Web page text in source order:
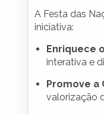
A Festa das
iniciativa:
Enriquece
interativa e
Promove a
valorização